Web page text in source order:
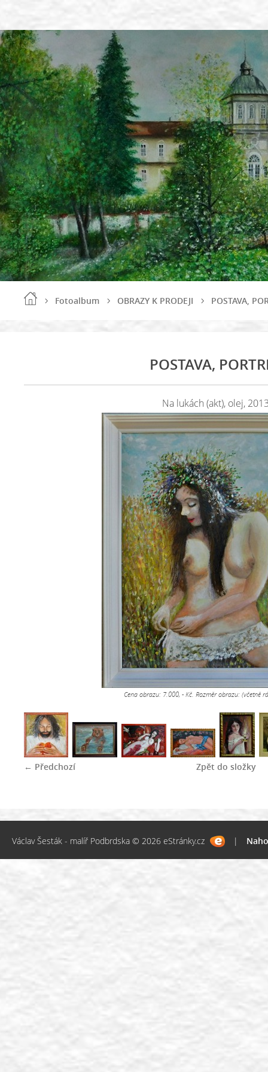
Fotoalbum OBRAZY K PRODEJI POSTAVA,
POSTAVA,
Na lukách (akt), olej,
Cena obrazu: 7.000, - Kč. Rozměr obrazu: (včetně
← Předchozí Zpět do složky
Václav Šesták - malíř Podbrdska © 2026 eStránky.cz |